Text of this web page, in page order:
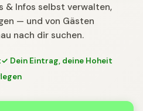
& Infos selbst verwalten,
— und von Gästen
nach dir suchen.
✓ Dein Eintrag, deine Hoheit